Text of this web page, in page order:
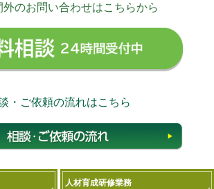
外のお問い合わせはこちらから
・ご依頼の流れはこちら
人材育成研修業務